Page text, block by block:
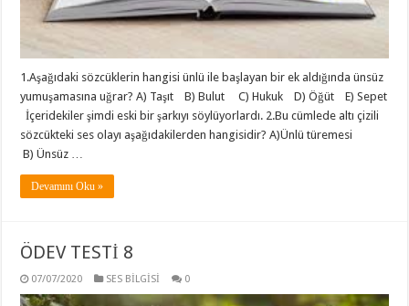
1.Aşağıdaki sözcüklerin hangisi ünlü ile başlayan bir ek aldığında ünsüz
yumuşamasına uğrar? A) Taşıt B) Bulut C) Hukuk D) Öğüt E) Sepet
İçeridekiler şimdi eski bir şarkıyı söylüyorlardı. 2.Bu cümlede altı çizili
sözcükteki ses olayı aşağıdakilerden hangisidir? A)Ünlü türemesi
B) Ünsüz …
Devamını Oku »
ÖDEV TESTİ 8
07/07/2020 SES BİLGİSİ 0